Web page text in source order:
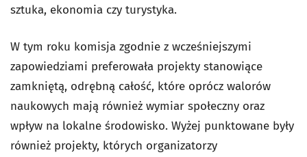
sztuka, ekonomia czy turystyka.
W tym roku komisja zgodnie z wcześniejszymi
zapowiedziami preferowała projekty stanowiące
zamkniętą, odrębną całość, które oprócz walorów
naukowych mają również wymiar społeczny oraz
wpływ na lokalne środowisko. Wyżej punktowane były
również projekty, których organizatorzy